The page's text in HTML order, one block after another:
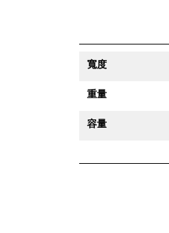
寬度
重量
容量